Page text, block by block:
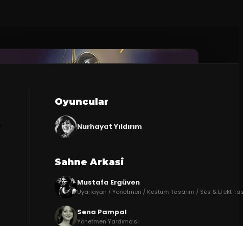
Oyuncular
Nurhayat Yıldırım
Sahne Arkasi
Mustafa Ergüven
Uyarlayan / Yönetmen / Kostüm Tasarım / Ses & Efekt
Sena Pampal
Yönetmen Yardımcısı